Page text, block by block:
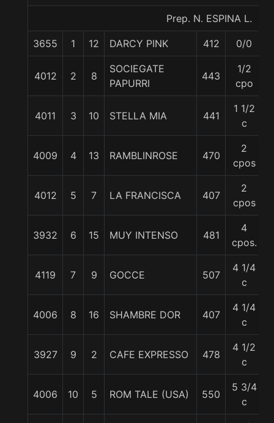
Prep. N. ESPINA L.
3655 1 12 DARCY PINK 412 0/0
4012 2 8
SOCIEGATE
PAPURRI
443
1/2
cpo
4011 3 10 STELLA MIA 441
1 1/2
c
4009 4 13 RAMBLINROSE 470
2
cpos
4012 5 7 LA FRANCISCA 407
2
cpos
3932 6 15 MUY INTENSO 481
4
cpos.
4119 7 9 GOCCE 507
4 1/4
c
4006 8 16 SHAMBRE DOR 407
4 1/4
c
3927 9 2 CAFE EXPRESSO 478
4 1/2
c
4006 10 5 ROM TALE (USA) 550
5 3/4
c